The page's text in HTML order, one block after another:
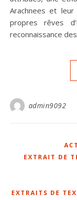
Arachnees et leur
propres rêves
reconnaissance
admin9092
EXTRAIT DE
EXTRAITS DE